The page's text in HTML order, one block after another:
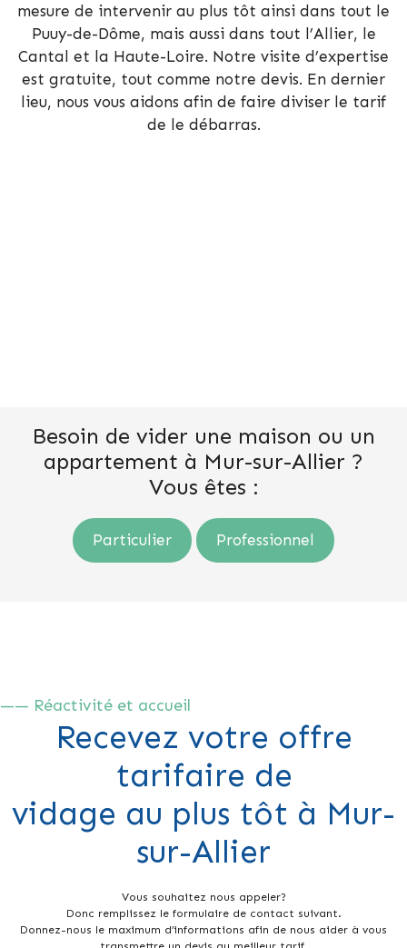
mesure de intervenir au plus tôt ainsi dans tout le
Puuy-de-Dôme, mais aussi dans tout l’Allier, le
Cantal et la Haute-Loire. Notre visite d’expertise
est gratuite, tout comme notre devis. En dernier
lieu, nous vous aidons afin de faire diviser le tarif
de le débarras.
Besoin de vider une maison ou un
appartement à Mur-sur-Allier ?
Vous êtes :
Particulier Professionnel
—— Réactivité et accueil
Recevez votre offre
tarifaire de
vidage au plus tôt à Mur-
sur-Allier
Vous souhaitez nous appeler?
Donc remplissez le formulaire de contact suivant.
Donnez-nous le maximum d’informations afin de nous aider à vous